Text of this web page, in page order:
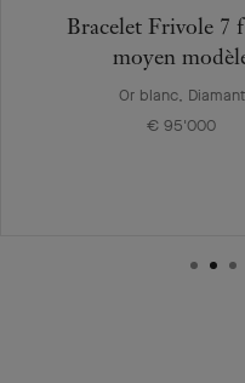
Bracelet Frivole 7
moyen
Or blanc, Diamant
€ 95'000